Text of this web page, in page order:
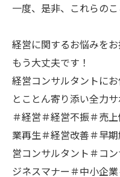
一度、是非、これらのこ
経営に関するお悩みをお
もう大丈夫です！
経営コンサルタントにお
とことん寄り添い全力
＃経営＃経営不振＃売
業再生＃経営改善＃早
営コンサルタント＃コ
ジネスマナー＃中小企